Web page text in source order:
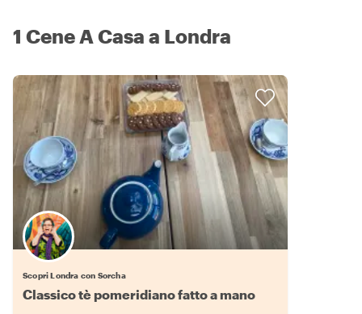
1 Cene A Casa a Londra
Scopri Londra con Sorcha
Classico tè pomeridiano fatto a mano